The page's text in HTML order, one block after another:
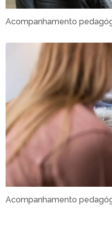
Acompanhamento
Acompanhamento